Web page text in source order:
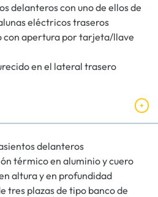
delanteros con uno de ellos de
eléctricos traseros
con apertura por tarjeta/llave
en el lateral trasero
delanteros
térmico en aluminio y cuero
altura y en profundidad
tres plazas de tipo banco de